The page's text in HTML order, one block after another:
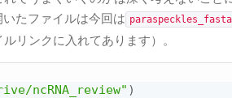
たファイルは今回は
リンクに入れてあります）。
ncRNA_review" )